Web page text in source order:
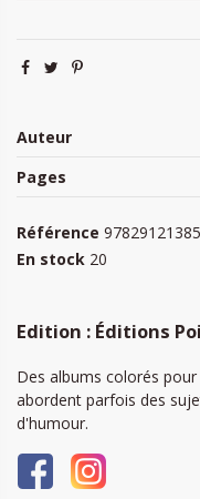
Auteur
Pages
Référence
En stock 20
Edition : Éditions
Des albums colorés
abordent parfois des
d'humour.